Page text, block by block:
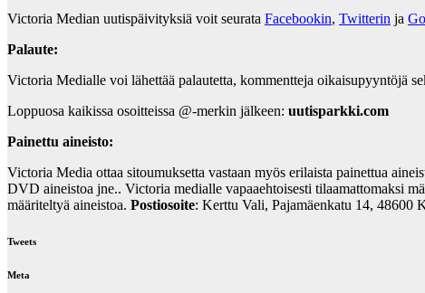
Victoria Median uutispäivityksiä voit seurata Facebookin, Twitterin ja
Palaute:
Victoria Medialle voi lähettää palautetta, kommentteja oikaisupyyntöjä
Loppuosa kaikissa osoitteissa @-merkin jälkeen: uutisparkki.com
Painettu aineisto:
Victoria Media ottaa sitoumuksetta vastaan myös erilaista painettua
DVD aineistoa jne.. Victoria medialle vapaaehtoisesti tilaamattomaksi
määriteltyä aineistoa. Postiosoite: Kerttu Vali, Pajamäenkatu 14, 48600
Tweets
Meta